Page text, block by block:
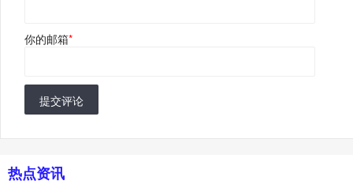
你的邮箱*
提交评论
热点资讯